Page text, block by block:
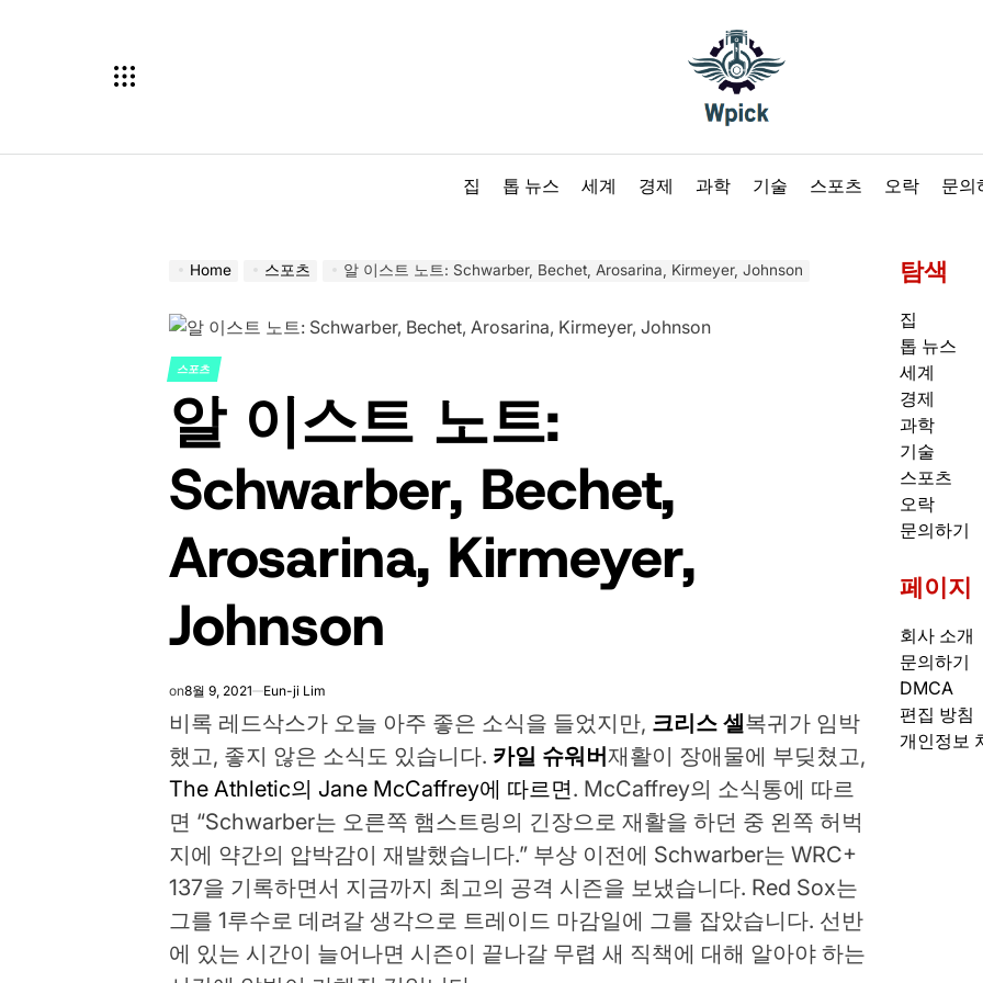
집
톱 뉴스 세계 경제 과학 기술 스포츠 오락 문의
Home 스포츠 알 이스트 노트: Schwarber, Bechet, Arosarina, Kirmeyer, Johnson
POSTED
IN
스포츠
알 이스트 노트:
Schwarber, Bechet,
Arosarina, Kirmeyer,
Johnson
on8월 9, 2021 Eun-ji Lim
비록 레드삭스가 오늘 아주 좋은 소식을 들었지만, 크리스 셀복귀가 임박
했고, 좋지 않은 소식도 있습니다. 카일 슈워버재활이 장애물에 부딪쳤고,
The Athletic의 Jane McCaffrey에 따르면. McCaffrey의 소식통에 따르
면 “Schwarber는 오른쪽 햄스트링의 긴장으로 재활을 하던 중 왼쪽 허벅
지에 약간의 압박감이 재발했습니다.” 부상 이전에 Schwarber는 WRC+
137을 기록하면서 지금까지 최고의 공격 시즌을 보냈습니다. Red Sox는
그를 1루수로 데려갈 생각으로 트레이드 마감일에 그를 잡았습니다. 선반
에 있는 시간이 늘어나면 시즌이 끝나갈 무렵 새 직책에 대해 알아야 하는
탐색
집
톱 뉴스
세계
경제
과학
기술
스포츠
오락
문의하기
페이지
회사 소개
문의하기
DMCA
편집 방침
개인정보